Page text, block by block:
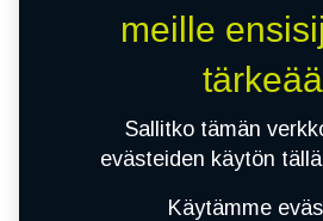
meille
Sallitko tämän
evästeiden käytön
Käytämme